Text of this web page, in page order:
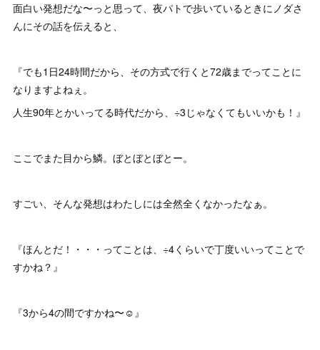
面白い発想だな〜っと思って、夜パトで歩いているときにノダさ
んにその話を伝えると、
『でも1日24時間だから、その方式で行くと72歳までってことに
なりますよねぇ。
人生90年とかいってる時代だから、÷3じゃなくてもいいかも！』
ここでまた目から鱗。ぼとぼとぼとー。
すごい、そんな発想はわたしには全然全くなかったなぁ。
『ほんとだ！・・・ってことは、÷4くらいで丁度いいってことで
すかね？』
『3から4の間ですかね〜☺️』